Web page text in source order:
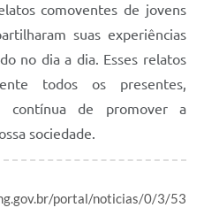
comoventes de jovens
suas experiências
no dia a dia. Esses relatos
todos os presentes,
contínua de promover a
sociedade.
portal/noticias/0/3/53